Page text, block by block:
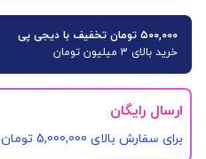
۵۰۰,۰۰۰ تومان تخفیف با دیجی پی
خرید بالای 3 میلیون تومان
ارسال رایگان
برای سفارش‌ بالای 5,000,000 تومان